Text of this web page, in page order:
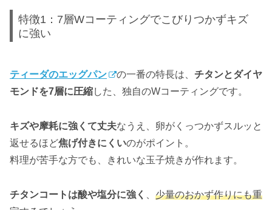
特徴1：7層Wコーティングでこびりつかずキズ
に強い
ティーダのエッグパン の一番の特長は、 チタンとダイヤ
モンドを7層に圧縮した、独自のWコーティングです。
キズや摩耗に強くて丈夫なうえ、卵がくっつかずスルッと
返せるほど焦げ付きにくいのがポイント。
料理が苦手な方でも、きれいな玉子焼きが作れます。
チタンコートは酸や塩分に強く
少量のおかず作りにも重